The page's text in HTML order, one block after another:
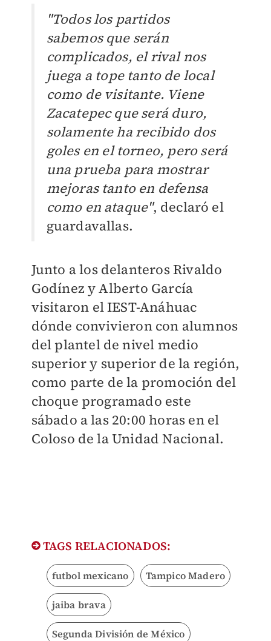
"Todos los partidos
sabemos que serán
complicados, el rival nos
juega a tope tanto de local
como de visitante. Viene
Zacatepec que será duro,
solamente ha recibido dos
goles en el torneo, pero será
una prueba para mostrar
mejoras tanto en defensa
como en ataque", declaró el
guardavallas.
Junto a los delanteros Rivaldo
Godínez y Alberto García
visitaron el IEST-Anáhuac
dónde convivieron con alumnos
del plantel de nivel medio
superior y superior de la región,
como parte de la promoción del
choque programado este
sábado a las 20:00 horas en el
Coloso de la Unidad Nacional.
TAGS RELACIONADOS:
futbol mexicano Tampico Madero
jaiba brava
Segunda División de México